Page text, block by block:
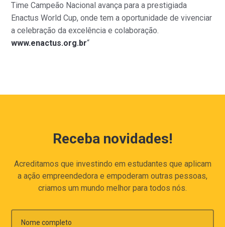
Time Campeão Nacional avança para a prestigiada
Enactus World Cup, onde tem a oportunidade de vivenciar
a celebração da excelência e colaboração.
www.enactus.org.br“
Receba novidades!
Acreditamos que investindo em estudantes que aplicam
a ação empreendedora e empoderam outras pessoas,
criamos um mundo melhor para todos nós.
Nome completo